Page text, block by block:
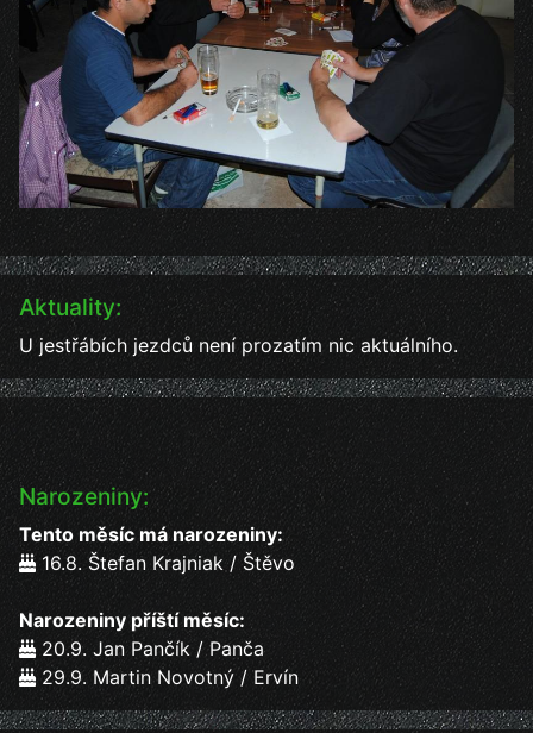
Aktuality:
U jestřábích jezdců není prozatím nic aktuálního.
Narozeniny:
Tento měsíc má narozeniny:
16.8. Štefan Krajniak / Štěvo
Narozeniny příští měsíc:
20.9. Jan Pančík / Panča
29.9. Martin Novotný / Ervín